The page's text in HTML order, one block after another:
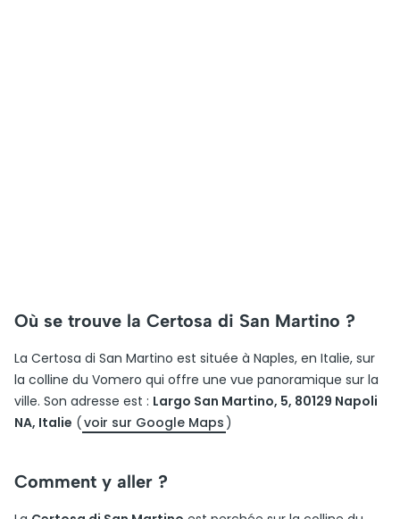
Où se trouve la Certosa di San Martino ?
La Certosa di San Martino est située à Naples, en Italie, sur
la colline du Vomero qui offre une vue panoramique sur la
ville. Son adresse est : Largo San Martino, 5, 80129 Napoli
NA, Italie (voir sur Google Maps )
Comment y aller ?